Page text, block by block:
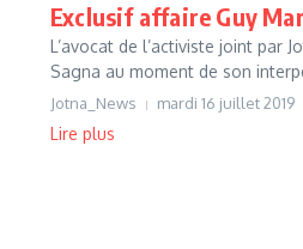
Exclusif affaire Guy
L’avocat de l’activiste joint par
Sagna au moment de son
Jotna_News mardi 16 juillet 2019
Lire plus